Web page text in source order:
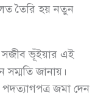
তৈরি হয় নতুন
ভূঁইয়ার এই
সম্মতি জানায়।
পদত্যাগপত্র জমা দেন